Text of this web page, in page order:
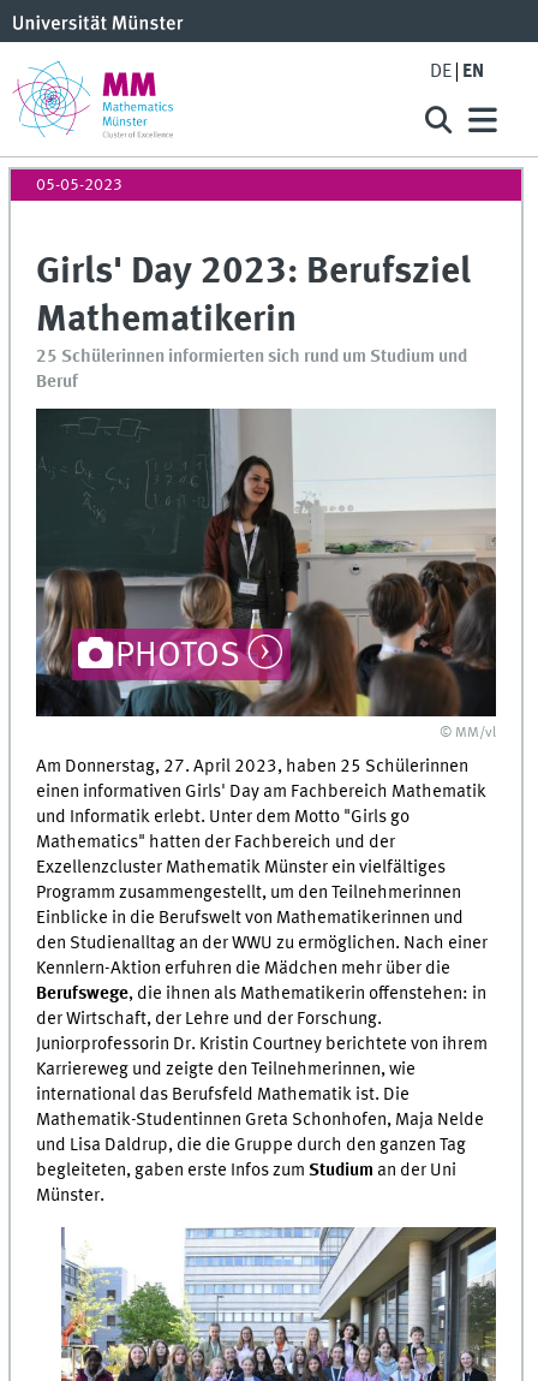
DE EN
05-05-2023
Girls' Day 2023: Berufsziel
Mathematikerin
25 Schülerinnen informierten sich rund um Studium und
Beruf
PHOTOS
© MM/vl
Am Donnerstag, 27. April 2023, haben 25 Schülerinnen
einen informativen Girls' Day am Fachbereich Mathematik
und Informatik erlebt. Unter dem Motto "Girls go
Mathematics" hatten der Fachbereich und der
Exzellenzcluster Mathematik Münster ein vielfältiges
Programm zusammengestellt, um den Teilnehmerinnen
Einblicke in die Berufswelt von Mathematikerinnen und
den Studienalltag an der WWU zu ermöglichen. Nach einer
Kennlern-Aktion erfuhren die Mädchen mehr über die
Berufswege, die ihnen als Mathematikerin offenstehen: in
der Wirtschaft, der Lehre und der Forschung.
Juniorprofessorin Dr. Kristin Courtney berichtete von ihrem
Karriereweg und zeigte den Teilnehmerinnen, wie
international das Berufsfeld Mathematik ist. Die
Mathematik-Studentinnen Greta Schonhofen, Maja Nelde
und Lisa Daldrup, die die Gruppe durch den ganzen Tag
begleiteten, gaben erste Infos zumStudium an der Uni
Münster.